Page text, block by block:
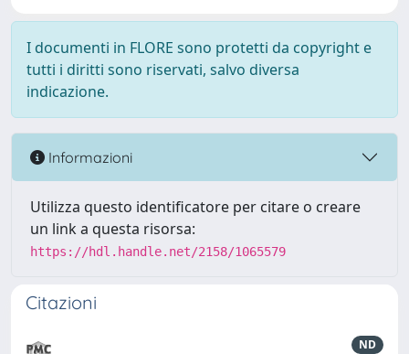
I documenti in FLORE sono protetti da copyright e
tutti i diritti sono riservati, salvo diversa
indicazione.
Informazioni
Utilizza questo identificatore per citare o creare
un link a questa risorsa:
https://hdl.handle.net/2158/1065579
Citazioni
ND